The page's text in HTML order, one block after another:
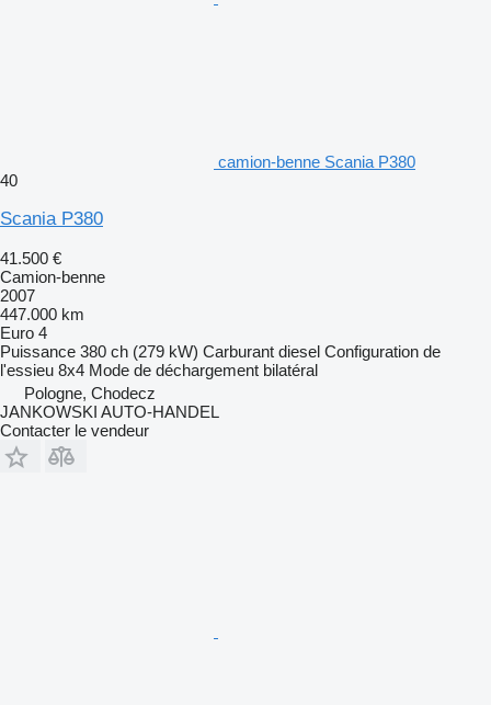
camion-benne Scania P380
40
Scania P380
41.500 €
Camion-benne
2007
447.000 km
Euro 4
Puissance 380 ch (279 kW) Carburant diesel Configuration de
l'essieu 8x4 Mode de déchargement bilatéral
Pologne, Chodecz
JANKOWSKI AUTO-HANDEL
Contacter le vendeur